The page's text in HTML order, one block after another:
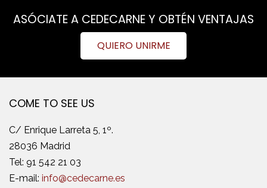
ASÓCIATE A CEDECARNE Y OBTÉN VENTAJAS
QUIERO UNIRME
COME TO SEE US
C/ Enrique Larreta 5, 1º.
28036 Madrid
Tel: 91 542 21 03
E-mail: info@cedecarne.es